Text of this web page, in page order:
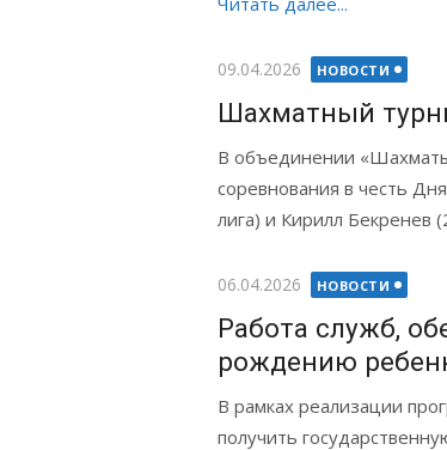
Опубликовано
09.04.2026 НОВОСТИ
Шахматный
В объединении
соревнования в честь
лига) и Кирилл Бекренев
Опубликовано
06.04.2026 НОВОСТИ
Работа служб,
рождению
В рамках реализации
получить